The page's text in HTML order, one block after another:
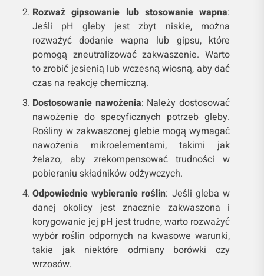
Rozważ gipsowanie lub stosowanie wapna:
Jeśli pH gleby jest zbyt niskie, można
rozważyć dodanie wapna lub gipsu, które
pomogą zneutralizować zakwaszenie. Warto
to zrobić jesienią lub wczesną wiosną, aby dać
czas na reakcję chemiczną.
Dostosowanie nawożenia: Należy dostosować
nawożenie do specyficznych potrzeb gleby.
Rośliny w zakwaszonej glebie mogą wymagać
nawożenia mikroelementami, takimi jak
żelazo, aby zrekompensować trudności w
pobieraniu składników odżywczych.
Odpowiednie wybieranie roślin: Jeśli gleba w
danej okolicy jest znacznie zakwaszona i
korygowanie jej pH jest trudne, warto rozważyć
wybór roślin odpornych na kwasowe warunki,
takie jak niektóre odmiany borówki czy
wrzosów.